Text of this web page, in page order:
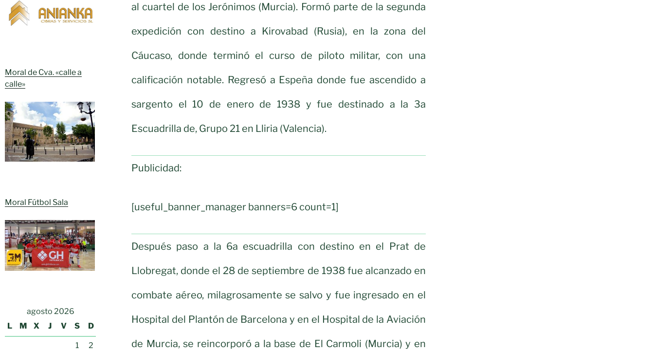
Moral de Cva. «calle a
calle»
Moral Fútbol Sala
agosto 2026
L
M X J V S D
1
2
al cuartel de los Jerónimos (Murcia). Formó parte de la segunda
expedición con destino a Kirovabad (Rusia), en la zona del
Cáucaso, donde terminó el curso de piloto militar, con una
calificación notable. Regresó a Espeña donde fue ascendido a
sargento el 10 de enero de 1938 y fue destinado a la 3a
Escuadrilla de, Grupo 21 en Lliria (Valencia).
Publicidad:
[useful_banner_manager banners=6 count=1]
Después paso a la 6a escuadrilla con destino en el Prat de
Llobregat, donde el 28 de septiembre de 1938 fue alcanzado en
combate aéreo, milagrosamente se salvo y fue ingresado en el
Hospital del Plantón de Barcelona y en el Hospital de la Aviación
de Murcia, se reincorporó a la base de El Carmoli (Murcia) y en